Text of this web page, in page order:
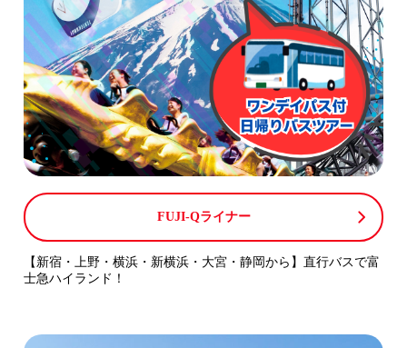
FUJI-Qライナー
【新宿・上野・横浜・新横浜・大宮・静岡から】直行バスで富
士急ハイランド！